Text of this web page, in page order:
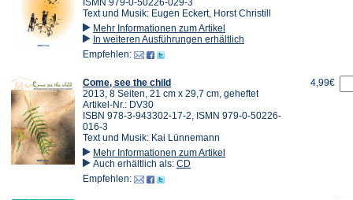
Text und Musik: Eugen Eckert, Horst Christill
Mehr Informationen zum Artikel
In weiteren Ausführungen erhältlich
Empfehlen:
Come, see the child
2013, 8 Seiten, 21 cm x 29,7 cm, geheftet
Artikel-Nr.: DV30
ISBN 978-3-943302-17-2, ISMN 979-0-50226-
016-3
Text und Musik: Kai Lünnemann
Mehr Informationen zum Artikel
Auch erhältlich als: CD
Empfehlen:
4,99€